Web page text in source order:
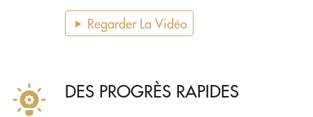
Regarder La Vidéo
DES PROGRÈS RAPIDES